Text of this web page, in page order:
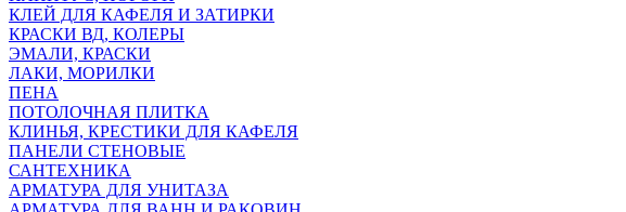
КЛЕЙ ДЛЯ КАФЕЛЯ И ЗАТИРКИ
КРАСКИ ВД, КОЛЕРЫ
ЭМАЛИ, КРАСКИ
ЛАКИ, МОРИЛКИ
ПЕНА
ПОТОЛОЧНАЯ ПЛИТКА
КЛИНЬЯ, КРЕСТИКИ ДЛЯ КАФЕЛЯ
ПАНЕЛИ СТЕНОВЫЕ
САНТЕХНИКА
АРМАТУРА ДЛЯ УНИТАЗА